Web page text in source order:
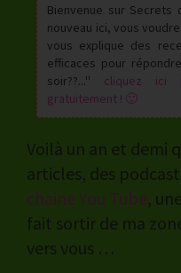
Bienvenue sur
nouveau ici, vous
vous explique des
efficaces pour
soir??...'' cliquez ici
gratuitement ! 🙂
Voilà un an et demi
articles, des
chaine You Tube, une
fait sortir de ma
vers vous …